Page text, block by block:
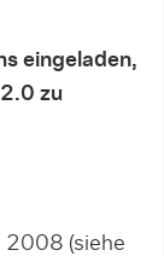
eingeladen,
zu
2008 (siehe